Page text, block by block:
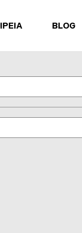
BLOG